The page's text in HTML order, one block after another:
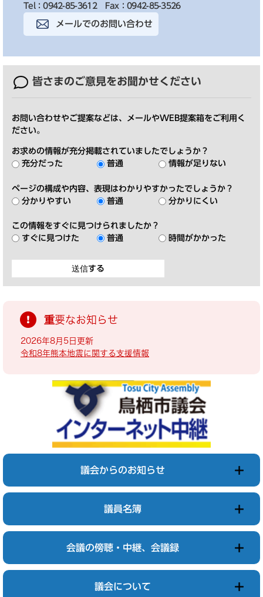
Tel：0942-85-3612 Fax：0942-85-3526
メールでのお問い合わせ
皆さまのご意見をお聞かせください
お問い合わせやご提案などは、メールやWEB提案箱をご利用く
ださい。
お求めの情報が充分掲載されていましたでしょうか？
充分だった
普通 情報が足りない
ページの構成や内容、表現はわかりやすかったでしょうか？
分かりやすい
普通 分かりにくい
この情報をすぐに見つけられましたか？
すぐに見つけた
普通 時間がかかった
重要なお知らせ
2026年8月5日更新
令和8年熊本地震に関する支援情報
議会からのお知らせ
議員名簿
会議の傍聴・中継、会議録
議会について